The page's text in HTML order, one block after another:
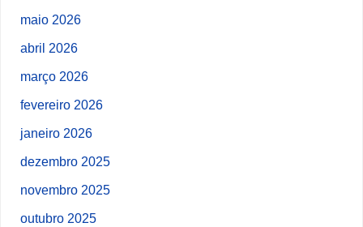
maio 2026
abril 2026
março 2026
fevereiro 2026
janeiro 2026
dezembro 2025
novembro 2025
outubro 2025